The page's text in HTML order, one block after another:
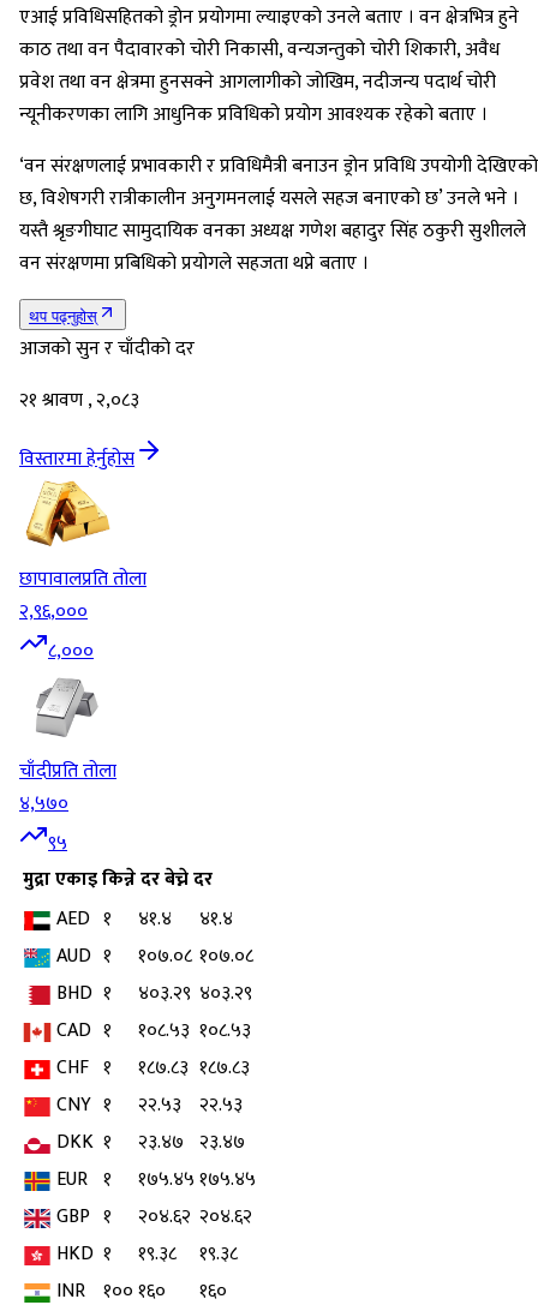
एआई प्रविधिसहितको ड्रोन प्रयोगमा ल्याइएको उनले बताए । वन क्षेत्रभित्र हुने
काठ तथा वन पैदावारको चोरी निकासी, वन्यजन्तुको चोरी शिकारी, अवैध
प्रवेश तथा वन क्षेत्रमा हुनसक्ने आगलागीको जोखिम, नदीजन्य पदार्थ चोरी
न्यूनीकरणका लागि आधुनिक प्रविधिको प्रयोग आवश्यक रहेको बताए ।
‘वन संरक्षणलाई प्रभावकारी र प्रविधिमैत्री बनाउन ड्रोन प्रविधि उपयोगी देखिएको
छ, विशेषगरी रात्रीकालीन अनुगमनलाई यसले सहज बनाएको छ’ उनले भने ।
यस्तै श्रृङगीघाट सामुदायिक वनका अध्यक्ष गणेश बहादुर सिंह ठकुरी सुशीलले
वन संरक्षणमा प्रबिधिको प्रयोगले सहजता थप्ने बताए ।
थप पढ्नुहोस्
आजको सुन र चाँदीको दर
२१ श्रावण , २,०८३
विस्तारमा हेर्नुहोस
छापावालप्रति तोला
२,९६,०००
८,०००
चाँदीप्रति तोला
४,५७०
९५
मुद्राएकाइकिन्ने दरबेच्ने दर
AED १ ४१.४
४१.४
AUD १ १०७.०८ १०७.०८
BHD १ ४०३.२९ ४०३.२९
CAD १ १०८.५३ १०८.५३
CHF १ १८७.८३ १८७.८३
CNY १ २२.५३
२२.५३
DKK १ २३.४७ २३.४७
EUR १ १७५.४५१७५.४५
GBP १ २०४.६२ २०४.६२
HKD १ १९.३८
१९.३८
INR १००१६०
१६०